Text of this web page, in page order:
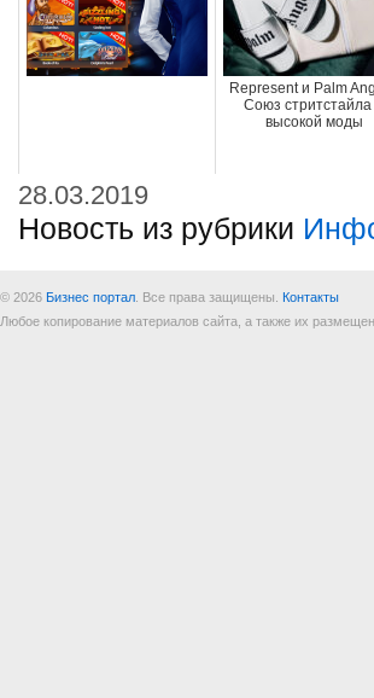
Represent и Palm
Союз стритстайла
высокой моды
28.03.2019
Новость из рубрики
© 2026 Бизнес портал . Все права защищены. Контакты
Любое копирование материалов сайта, а также их